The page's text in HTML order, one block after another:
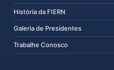
História da FIERN
Galeria de Presidentes
Trabalhe Conosco